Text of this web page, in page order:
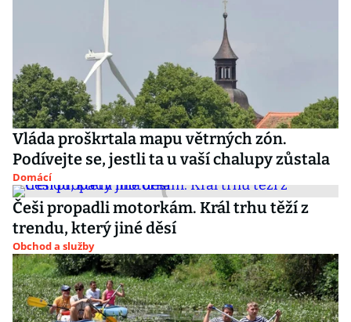
Vláda proškrtala mapu větrných zón.
Podívejte se, jestli ta u vaší chalupy zůstala
Domácí
Češi propadli motorkám. Král trhu těží z
trendu, který jiné děsí
Obchod a služby